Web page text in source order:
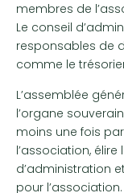
membres de
Le conseil
responsables de
comme le
L’assemblée
l’organe
moins une fois
l’association,
d’administration
pour l’association.